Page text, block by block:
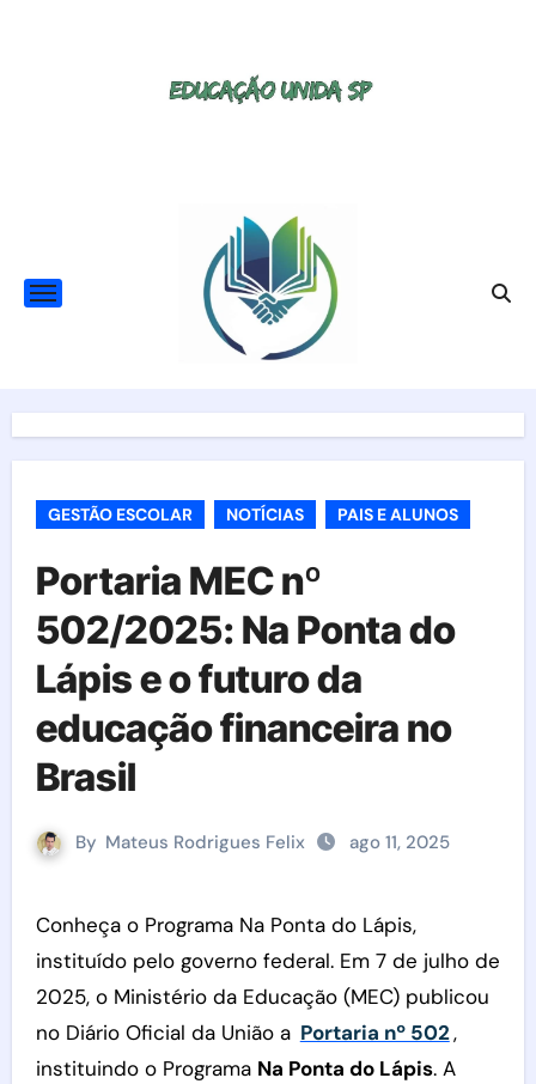
GESTÃO ESCOLAR NOTÍCIAS PAIS E ALUNOS
Portaria MEC nº
502/2025: Na Ponta do
Lápis e o futuro da
educação financeira no
Brasil
By Mateus Rodrigues Felix ago 11, 2025
Conheça o Programa Na Ponta do Lápis,
instituído pelo governo federal. Em 7 de julho de
2025, o Ministério da Educação (MEC) publicou
no Diário Oficial da União a Portaria nº 502,
instituindo o Programa Na Ponta do Lápis. A